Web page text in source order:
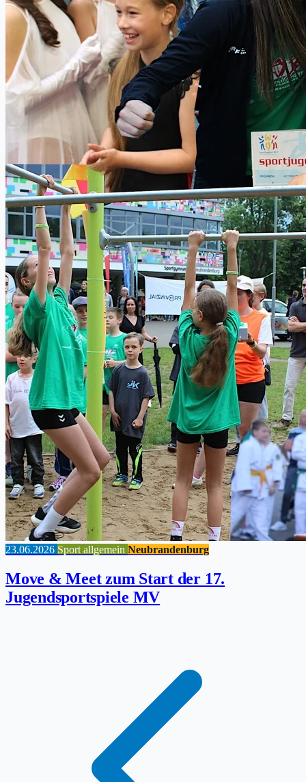
23.06.2026 Sport allgemein Neubrandenburg
Move & Meet zum Start der 17.
Jugendsportspiele MV